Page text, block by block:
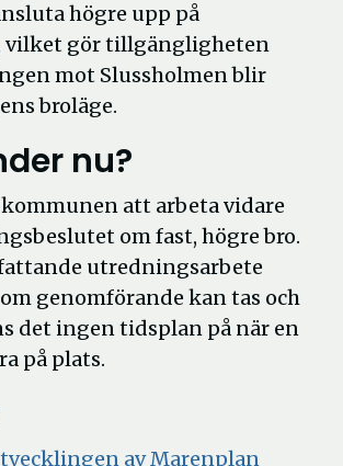
högre upp på
vilket gör tillgängligheten
mot Slussholmen blir
broläge.
nu?
att arbeta vidare
om fast, högre bro.
utredningsarbete
genomförande kan tas och
det ingen tidsplan på när en
på plats.
av Marenplan